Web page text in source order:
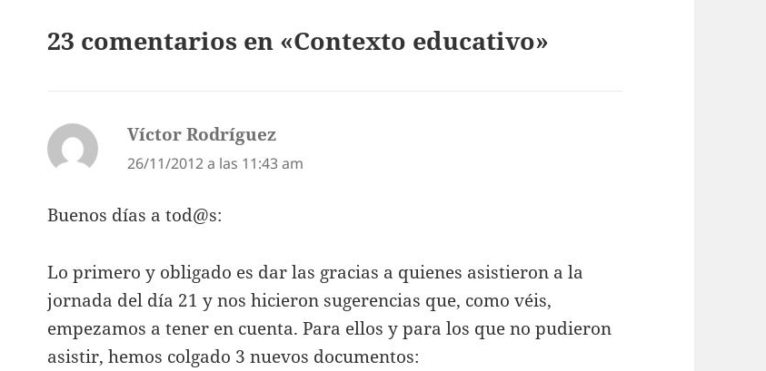
23 comentarios en «Contexto educativo»
Víctor Rodríguez
26/11/2012 a las 11:43 am
Buenos días a tod@s:
Lo primero y obligado es dar las gracias a quienes asistieron a la
jornada del día 21 y nos hicieron sugerencias que, como véis,
empezamos a tener en cuenta. Para ellos y para los que no pudieron
asistir, hemos colgado 3 nuevos documentos: